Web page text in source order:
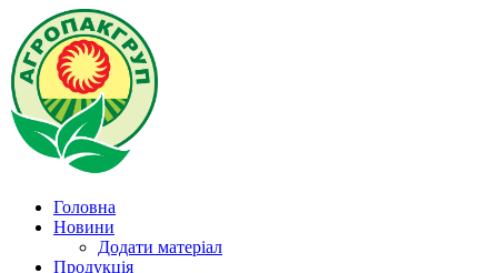
Головна
Новини
Додати матеріал
Продукція